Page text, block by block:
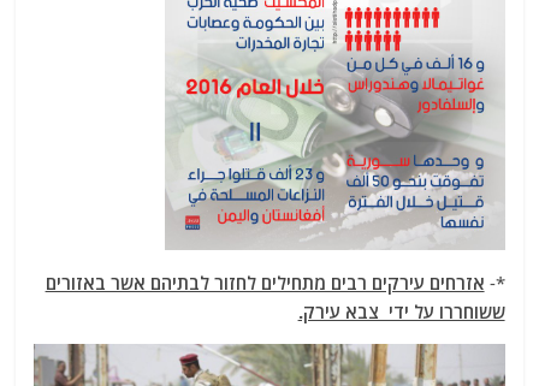
*- אזרחים עירקים רבים מתחילים לחזור לבתיהם אשר באזורים
ששוחררו על ידי צבא עירק.